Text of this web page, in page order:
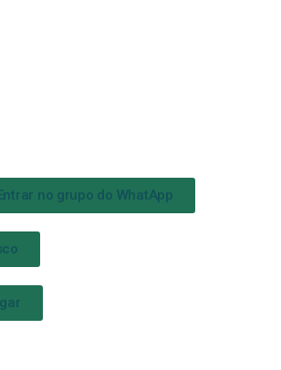
Entrar no grupo do WhatApp